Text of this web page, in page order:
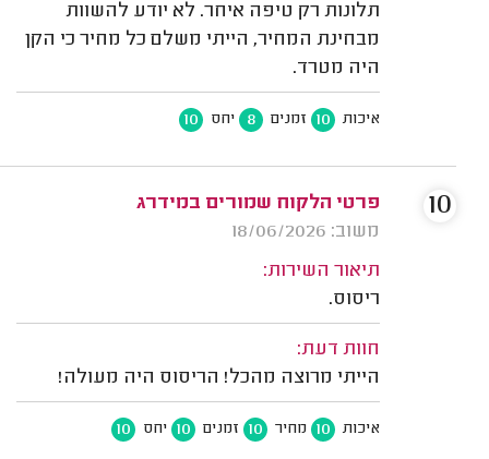
תלונות רק טיפה איחר. לא יודע להשוות
מבחינת המחיר, הייתי משלם כל מחיר כי הקן
היה מטרד.
איכות 10 זמנים 8 יחס 10
פרטי הלקוח שמורים במידרג
משוב: 18/06/2026
תיאור השירות:
ריסוס.
חוות דעת:
הייתי מרוצה מהכל! הריסוס היה מעולה!
איכות 10 מחיר 10 זמנים 10 יחס 10
10